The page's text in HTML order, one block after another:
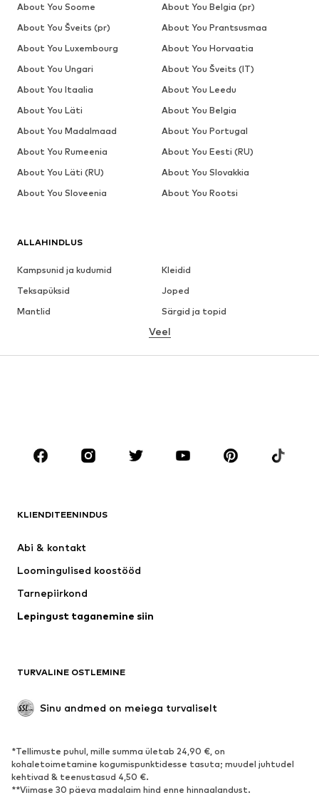
ALLAHINDLUS
Kampsunid ja kudumid
Kleidid
Teksapüksid
Joped
Mantlid
Särgid ja topid
Pesu
Aksessuaarid
Premium
Uus
Joped
Pesu
Mantlid
Sündmused
JALANÕUD
Uus
Veel
KLIENDITEENINDUS
Abi & kontakt
Loomingulised koostööd
Tarnepiirkond
Lepingust taganemine siin
TURVALINE OSTLEMINE
Sinu andmed on meiega turvaliselt
*Tellimuste puhul, mille summa ületab 24,90 €, on
kohaletoimetamine kogumispunktidesse tasuta; muudel juhtudel
kehtivad & teenustasud 4,50 €.
**Viimase 30 päeva madalaim hind enne hinnaalandust.
About You Soome
About You Belgia (pr)
About You Šveits (pr)
About You Prantsusmaa
About You Luxembourg
About You Horvaatia
About You Ungari
About You Šveits (IT)
About You Itaalia
About You Leedu
About You Läti
About You Belgia
About You Madalmaad
About You Portugal
About You Rumeenia
About You Eesti (RU)
About You Läti (RU)
About You Slovakkia
About You Sloveenia
About You Rootsi